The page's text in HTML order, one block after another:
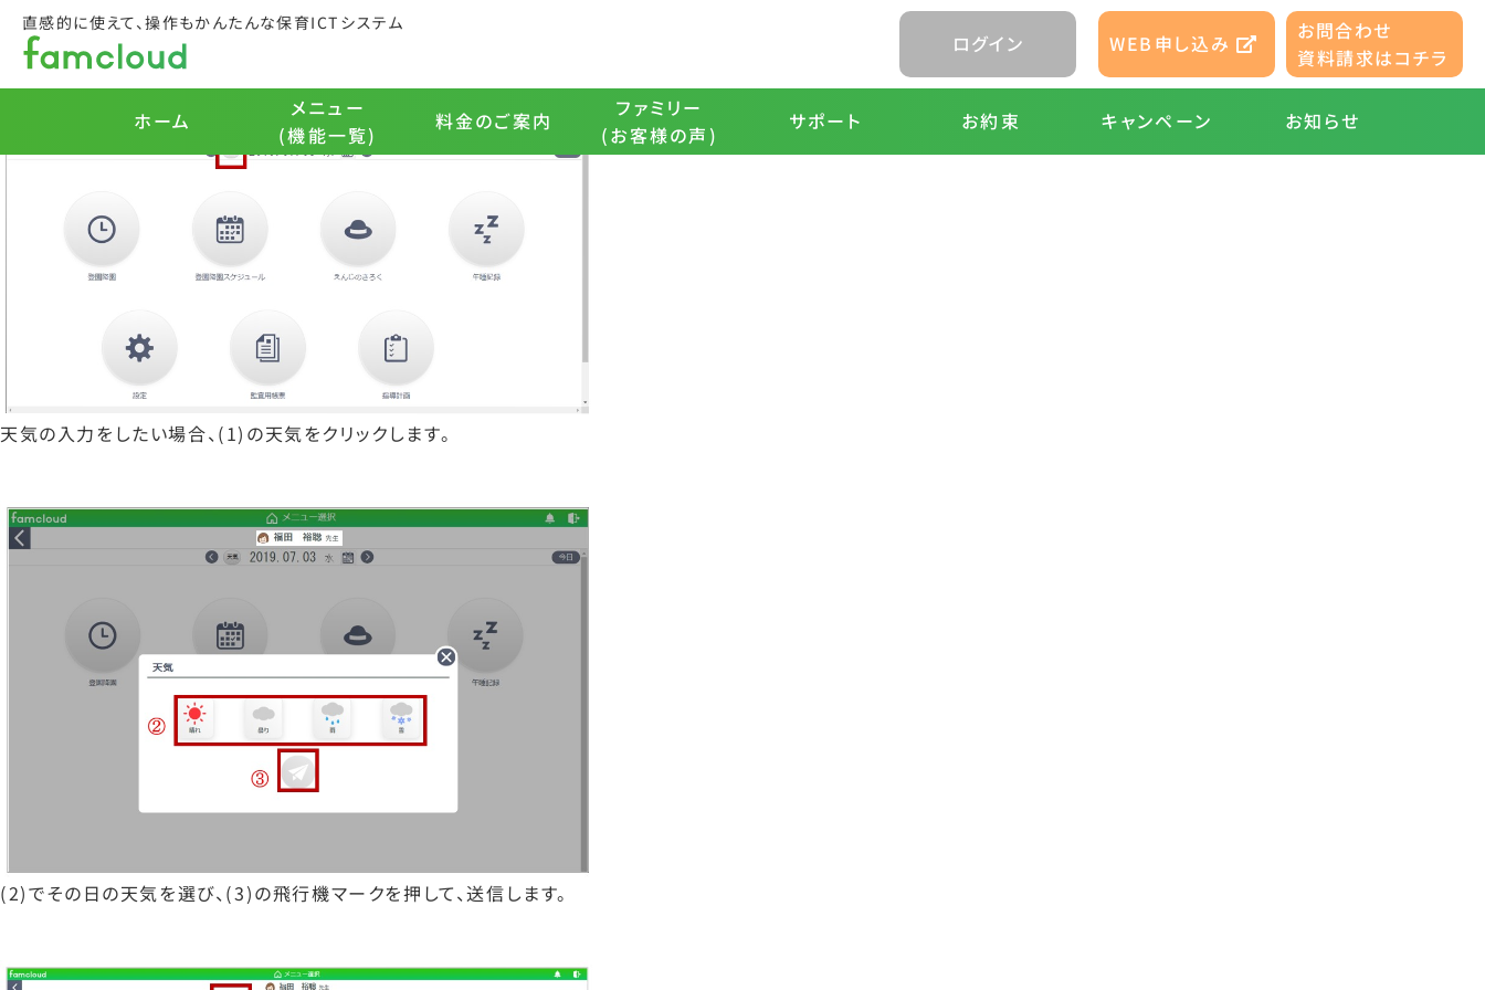
直感的に使えて、操作もかんたんな保育ICTシステム
ログイン WEB申し込み お問合わせ
資料請求はコチラ
ホーム メニュー
(機能一覧)
料金のご案内 ファミリー
(お客様の声)
サポート お約束 キャンペーン お知らせ
famcloud運用マニュアルカテゴリー:
1.天気の設定
天気を登録することができます。天気はメニュー選択画面で設定します。
この天気は監査資料の「個人記録」に必要な情報となります。
天気の入力をしたい場合、(1)の天気をクリックします。
(2)でその日の天気を選び、(3)の飛行機マークを押して、送信します。